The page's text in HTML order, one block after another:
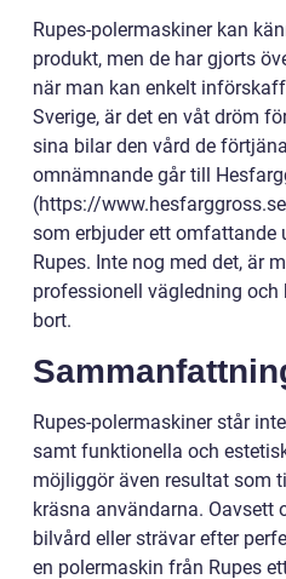
Rupes-polermaskiner kan
produkt, men de har gjorts
när man kan enkelt
Sverige, är det en våt dröm
sina bilar den vård de
omnämnande går till
(https://
som erbjuder ett omfattande
Rupes. Inte nog med det, är
professionell vägledning
bort.
Rupes-polermaskiner står
samt funktionella och
möjliggör även resultat som
kräsna användarna. Oavsett
bilvård eller strävar efter
en polermaskin från Rupes